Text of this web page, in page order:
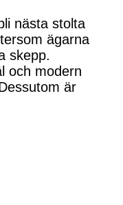
nästa stolta
ägarna
skepp.
och modern
är